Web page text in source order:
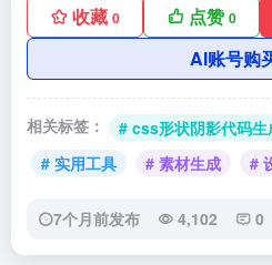
收藏 0 点赞0
AI账号购
相关标签： # css形状阴影代码生
# 实用工具
# 素材生成 #
7个月前发布 4,102 0